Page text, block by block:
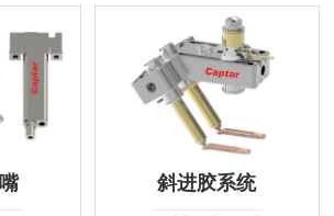
斜进胶系统